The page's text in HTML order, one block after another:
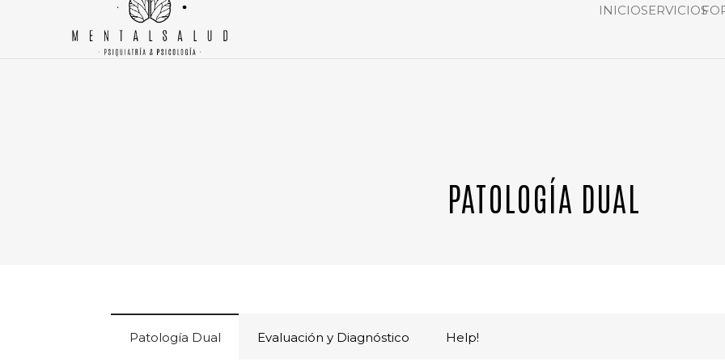
INICIOSERVICIOS
PATOLOGÍA DUAL
Patología Dual Evaluación y Diagnóstico Help!